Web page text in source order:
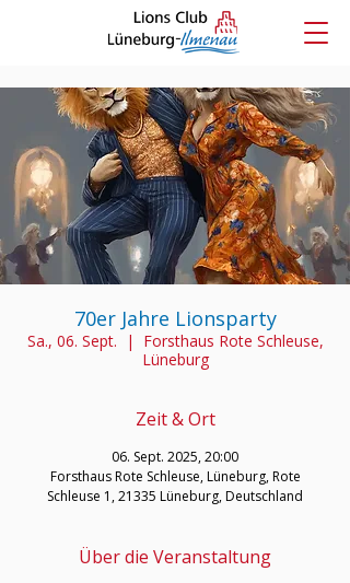
70er Jahre Lionsparty
Sa., 06. Sept.
  |
Forsthaus Rote Schleuse,
Lüneburg
Zeit & Ort
06. Sept. 2025, 20:00
Forsthaus Rote Schleuse, Lüneburg, Rote
Schleuse 1, 21335 Lüneburg, Deutschland
Über die Veranstaltung